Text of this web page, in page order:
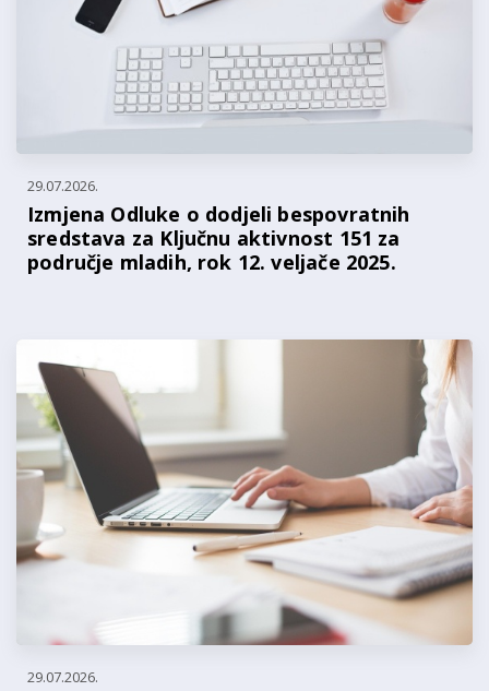
29.07.2026.
Izmjena Odluke o dodjeli bespovratnih
sredstava za Ključnu aktivnost 151 za
područje mladih, rok 12. veljače 2025.
29.07.2026.